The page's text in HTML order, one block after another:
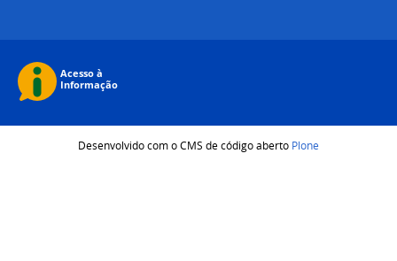
Desenvolvido com o CMS de código aberto Plone